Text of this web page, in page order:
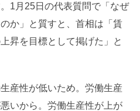
1月25日の代表質問で「なぜ
か」と質すと、首相は「賃
昇を目標として掲げた」と
産性が低いため。労働生産
いから。労働生産性が上が